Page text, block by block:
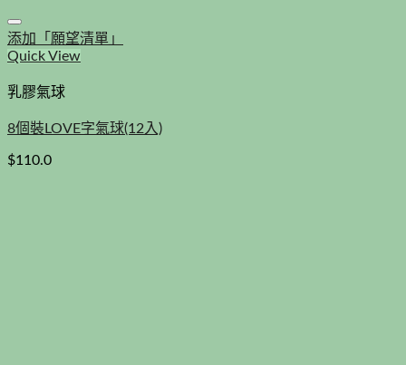
添加「願望清單」
Quick View
乳膠氣球
8個裝LOVE字氣球(12入)
$110.0